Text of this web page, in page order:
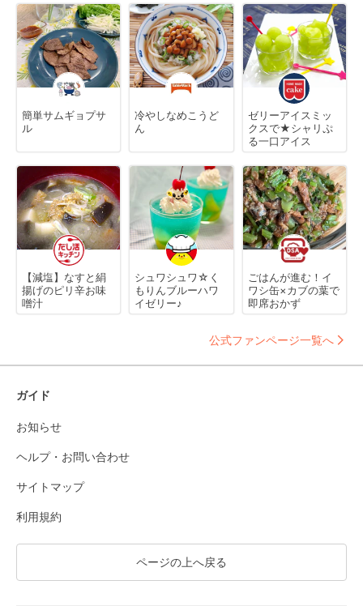
簡単サムギョプサ
ル
冷やしなめこうど
ん
ゼリーアイスミッ
クスで★シャリぷ
る一口アイス
【減塩】なすと絹
揚げのピリ辛お味
噌汁
シュワシュワ☆く
もりんブルーハワ
イゼリー♪
ごはんが進む！イ
ワシ缶×カブの葉で
即席おかず
公式ファンページ一覧へ
ガイド
お知らせ
ヘルプ・お問い合わせ
サイトマップ
利用規約
ページの上へ戻る